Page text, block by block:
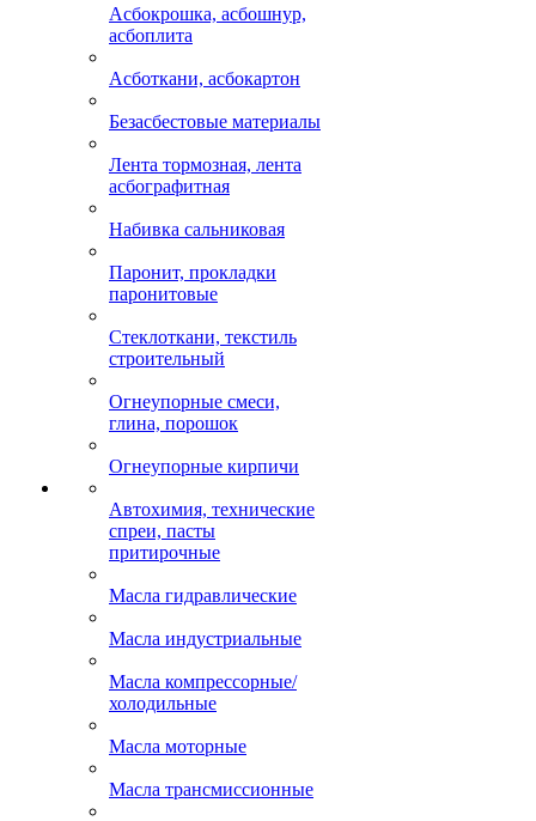
Асбокрошка, асбошнур,
асбоплита
Асботкани, асбокартон
Безасбестовые материалы
Лента тормозная, лента
асбографитная
Набивка сальниковая
Паронит, прокладки
паронитовые
Стеклоткани, текстиль
строительный
Огнеупорные смеси,
глина, порошок
Огнеупорные кирпичи
Автохимия, технические
спреи, пасты
притирочные
Масла гидравлические
Масла индустриальные
Масла компрессорные/
холодильные
Масла моторные
Масла трансмиссионные